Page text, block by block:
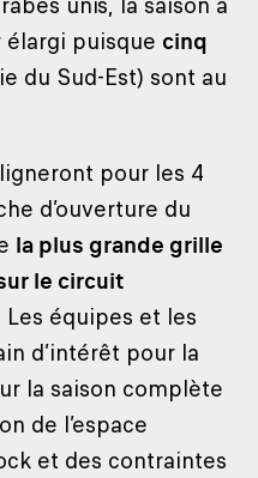
puisque cinq
du Sud-Est) sont au
pour les 4
d’ouverture du
la plus grande grille
le circuit
Les équipes et les
d’intérêt pour la
la saison complète
de l’espace
et des contraintes